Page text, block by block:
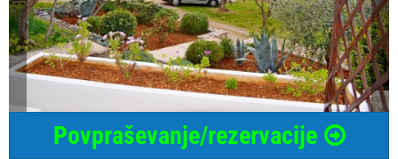
Povpraševanje/rezervacije